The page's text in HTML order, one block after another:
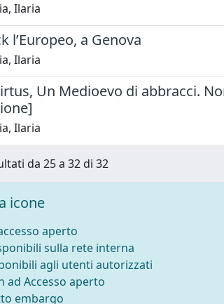
Ilaria
l’Europeo, a Genova
Ilaria
Un Medioevo di abbracci.
Ilaria
da 25 a 32 di 32
icone
aperto
sulla rete interna
agli utenti autorizzati
ad Accesso aperto
embargo